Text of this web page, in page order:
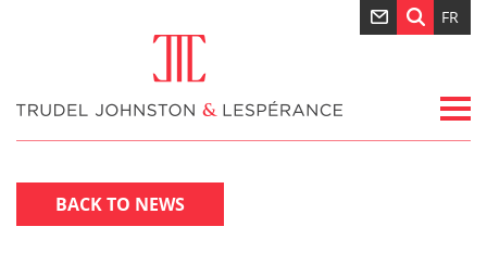
FR
BACK TO NEWS